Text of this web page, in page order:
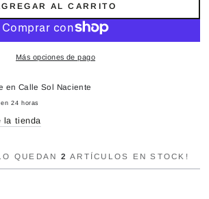
AL CARRITO
Más opciones de pago
en Calle Sol Naciente
24 horas
la tienda
QUEDAN 2 ARTÍCULOS EN STOCK!